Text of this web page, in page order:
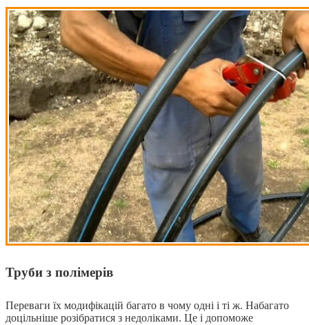
Труби з полімерів
Переваги їх модифікацій багато в чому одні і ті ж. Набагато
доцільніше розібратися з недоліками. Це і допоможе